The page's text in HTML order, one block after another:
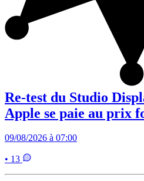
Re-test du Studio
Apple se paie au prix
09/08/2026 à 07:00
• 13